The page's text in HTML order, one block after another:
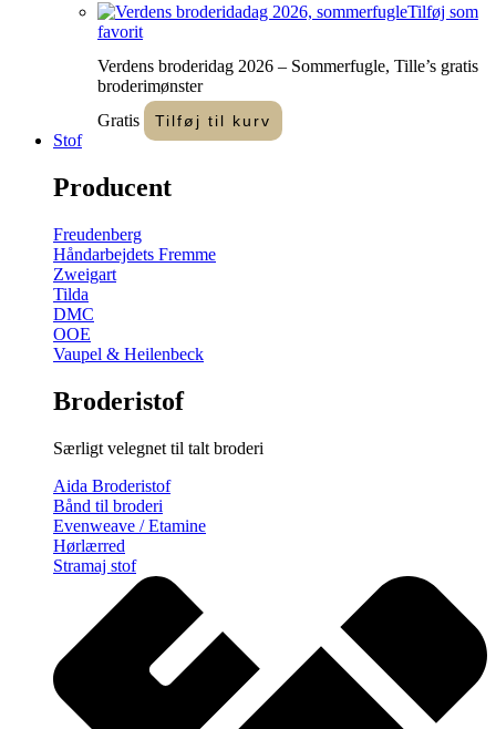
Tilføj som
favorit
Verdens broderidag 2026 – Sommerfugle, Tille’s gratis
broderimønster
Gratis
Tilføj til kurv
Stof
Producent
Freudenberg
Håndarbejdets Fremme
Zweigart
Tilda
DMC
OOE
Vaupel & Heilenbeck
Broderistof
Særligt velegnet til talt broderi
Aida Broderistof
Bånd til broderi
Evenweave / Etamine
Hørlærred
Stramaj stof